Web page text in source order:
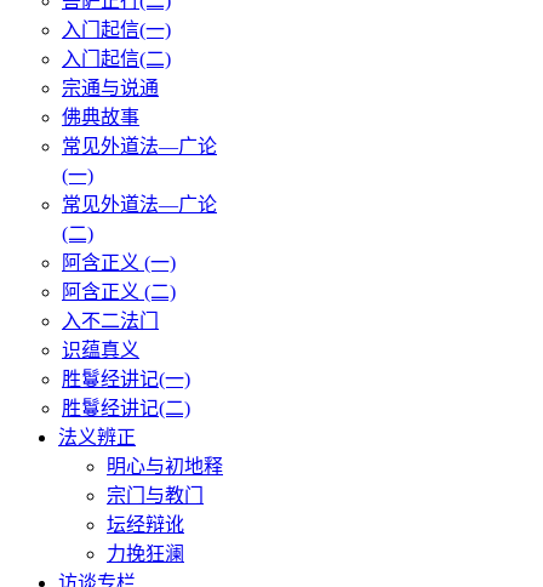
入门起信(一)
入门起信(二)
宗通与说通
佛典故事
常见外道法—广论
(一)
常见外道法—广论
(二)
阿含正义 (一)
阿含正义 (二)
入不二法门
识蕴真义
胜鬘经讲记(一)
胜鬘经讲记(二)
法义辨正
明心与初地释
宗门与教门
坛经辩讹
力挽狂澜
访谈专栏